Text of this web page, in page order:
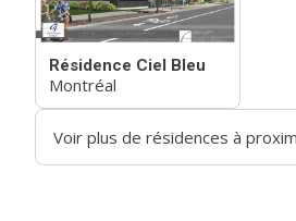
Résidence Ciel Bleu
Montréal
Voir plus de résidences à